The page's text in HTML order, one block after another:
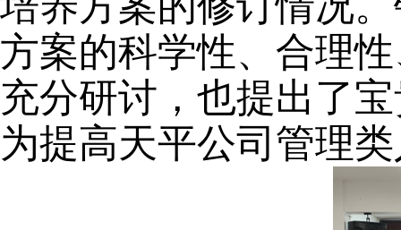
方案的科学性、合理
充分研讨，也提出了
为提高天平公司管理